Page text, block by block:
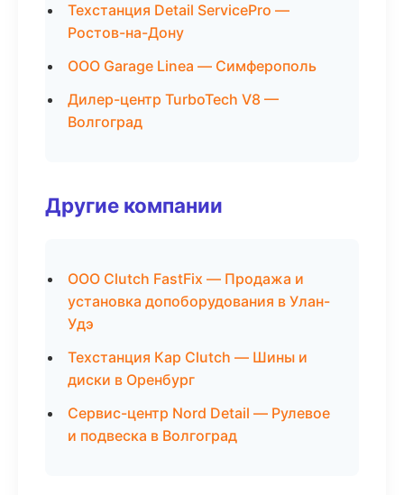
Техстанция Detail ServicePro —
Ростов-на-Дону
ООО Garage Linea — Симферополь
Дилер-центр TurboTech V8 —
Волгоград
Другие компании
ООО Clutch FastFix — Продажа и
установка допоборудования в Улан-
Удэ
Техстанция Кар Clutch — Шины и
диски в Оренбург
Сервис-центр Nord Detail — Рулевое
и подвеска в Волгоград